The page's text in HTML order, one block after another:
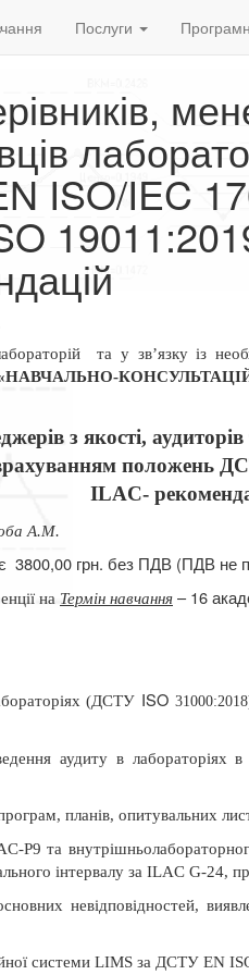
Послуги
ISO/IEC
та у зв’язку із
з якості,
положень
ILAC-
А.М.
3800,00 грн. без ПДВ (ПДВ не
на Термін навчання – 16
(ДСТУ ISO
аудиту в
планів, опитувальних
Р9 та
інтервалу за ILAC G-24,
невідповідностей,
системи LIMS за ДСТУ EN